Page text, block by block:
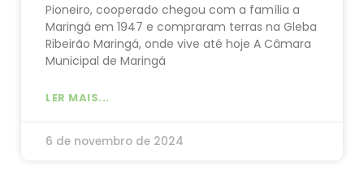
Pioneiro, cooperado chegou com a família a
Maringá em 1947 e compraram terras na Gleba
Ribeirão Maringá, onde vive até hoje A Câmara
Municipal de Maringá
LER MAIS...
6 de novembro de 2024